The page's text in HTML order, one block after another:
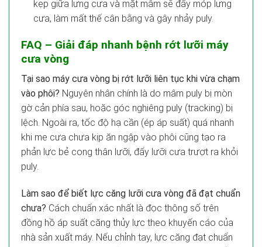
kẹp giữa lưng cưa và mặt mâm sẽ đẩy móp lưng
cưa, làm mất thế cân bằng và gây nhảy puly.
FAQ – Giải đáp nhanh bệnh rớt lưỡi máy
cưa vòng
Tại sao máy cưa vòng bị rớt lưỡi liên tục khi vừa chạm
vào phôi? Nguyên nhân chính là do mâm puly bị mòn
gờ cản phía sau, hoặc góc nghiêng puly (tracking) bị
lệch. Ngoài ra, tốc độ hạ cần (ép áp suất) quá nhanh
khi me cưa chưa kịp ăn ngập vào phôi cũng tạo ra
phản lực bẻ cong thân lưỡi, đẩy lưỡi cưa trượt ra khỏi
puly.
Làm sao để biết lực căng lưỡi cưa vòng đã đạt chuẩn
chưa? Cách chuẩn xác nhất là đọc thông số trên
đồng hồ áp suất căng thủy lực theo khuyến cáo của
nhà sản xuất máy. Nếu chỉnh tay, lực căng đạt chuẩn